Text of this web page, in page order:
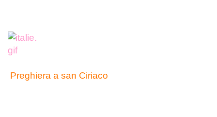
Preghiera a san Ciriaco